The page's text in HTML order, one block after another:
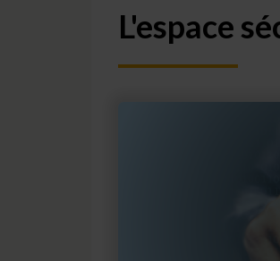
L'espace